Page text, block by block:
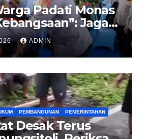
Padati Monas
Jaga
Jaga
ADMIN
PEMBANGUNAN PEMERINTAHAN
Desak Terus